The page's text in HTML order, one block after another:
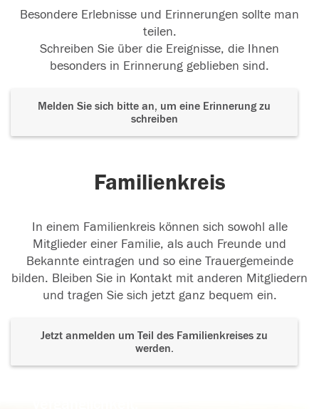
Besondere Erlebnisse und Erinnerungen sollte man
teilen.
Schreiben Sie über die Ereignisse, die Ihnen
besonders in Erinnerung geblieben sind.
Melden Sie sich bitte an, um eine Erinnerung zu
schreiben
Familienkreis
In einem Familienkreis können sich sowohl alle
Mitglieder einer Familie, als auch Freunde und
Bekannte eintragen und so eine Trauergemeinde
bilden. Bleiben Sie in Kontakt mit anderen Mitgliedern
und tragen Sie sich jetzt ganz bequem ein.
Jetzt anmelden um Teil des Familienkreises zu
werden.